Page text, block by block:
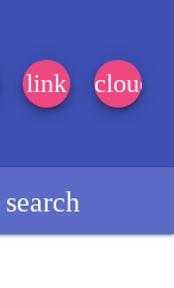
link cloud
search